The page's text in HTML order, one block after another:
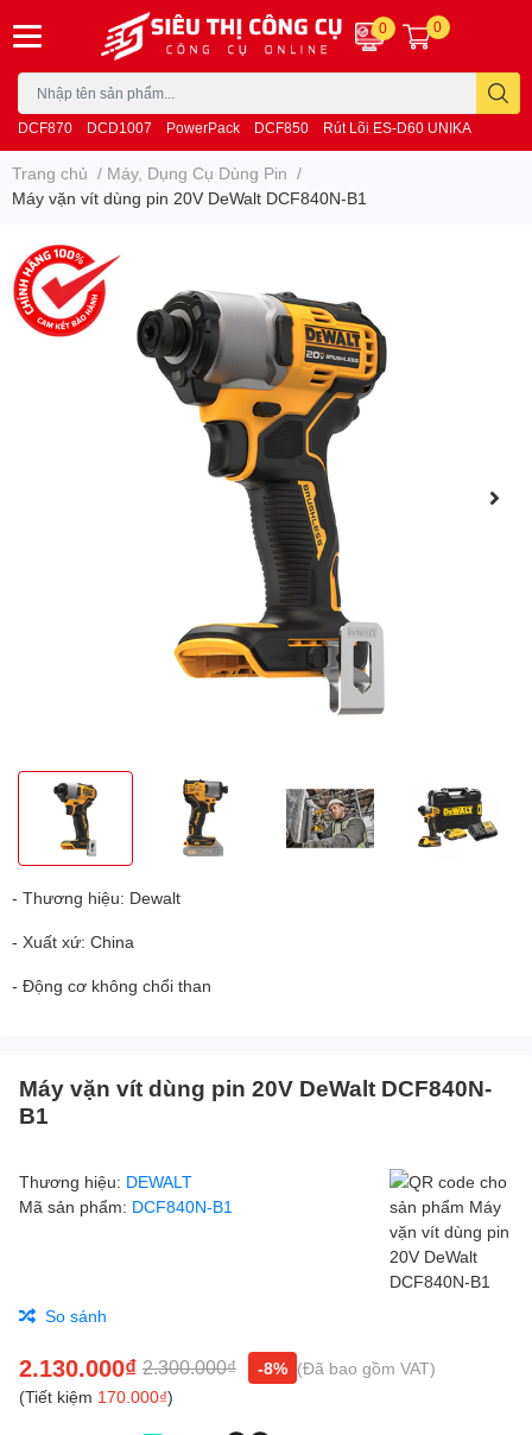
DCF870 DCD1007 PowerPack DCF850 Rút Lõi ES-D60 UNIKA
0 0
Trang chủ / Máy, Dụng Cụ Dùng Pin /
Máy vặn vít dùng pin 20V DeWalt DCF840N-B1
- Thương hiệu: Dewalt
- Xuất xứ: China
- Động cơ không chổi than
Máy vặn vít dùng pin 20V DeWalt DCF840N-
B1
Thương hiệu: DEWALT
Mã sản phẩm: DCF840N-B1
So sánh
2.130.000₫ 2.300.000₫ -8% (Đã bao gồm VAT)
(Tiết kiệm 170.000₫)